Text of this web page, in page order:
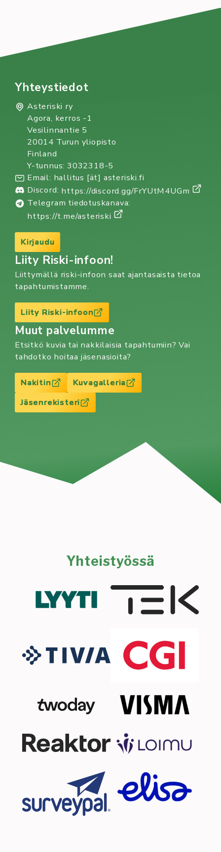
Yhteystiedot
Asteriski ry
Agora, kerros -1
Vesilinnantie 5
20014 Turun yliopisto
Finland
Y-tunnus: 3032318-5
Email: hallitus [ät] asteriski.fi
Discord: https://discord.gg/FrYUtM4UGm
Telegram tiedotuskanava:
https://t.me/asteriski
Kirjaudu
Liity Riski-infoon!
Liittymällä riski-infoon saat ajantasaista tietoa
tapahtumistamme.
Liity Riski-infoon
Muut palvelumme
Etsitkö kuvia tai nakkilaisia tapahtumiin? Vai
tahdotko hoitaa jäsenasioita?
Nakitin
Kuvagalleria
Jäsenrekisteri
Yhteistyössä